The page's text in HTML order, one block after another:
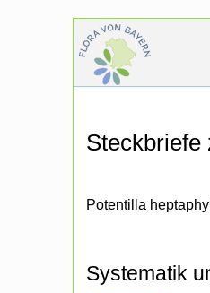
Steckbriefe
Potentilla
Systematik